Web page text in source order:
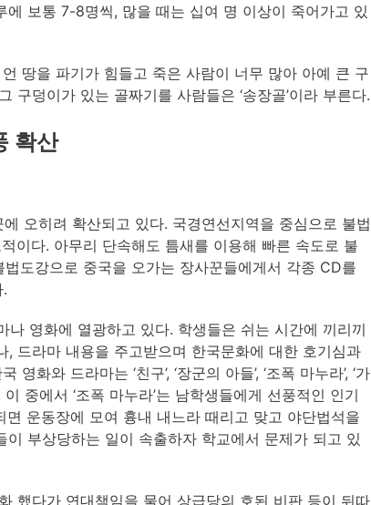
보통 7-8명씩, 많을 때는 십여 명 이상이 죽어가고 있
땅을 파기가 힘들고 죽은 사람이 너무 많아 아예 큰 구
구덩이가 있는 골짜기를 사람들은 ‘송장골’이라 부른다.
확산
오히려 확산되고 있다. 국경연선지역을 중심으로 불법
이다. 아무리 단속해도 틈새를 이용해 빠른 속도로 불
도강으로 중국을 오가는 장사꾼들에게서 각종 CD를
영화에 열광하고 있다. 학생들은 쉬는 시간에 끼리끼
드라마 내용을 주고받으며 한국문화에 대한 호기심과
화와 드라마는 ‘친구’, ‘장군의 아들’, ‘조폭 마누라’, ‘가
이 중에서 ‘조폭 마누라’는 남학생들에게 선풍적인 인기
운동장에 모여 흉내 내느라 때리고 맞고 야단법석을
부상당하는 일이 속출하자 학교에서 문제가 되고 있
했다가 연대책임을 물어 상급당의 호된 비판 등이 뒤따